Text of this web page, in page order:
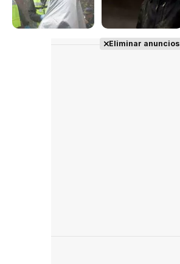
Eliminar anuncios